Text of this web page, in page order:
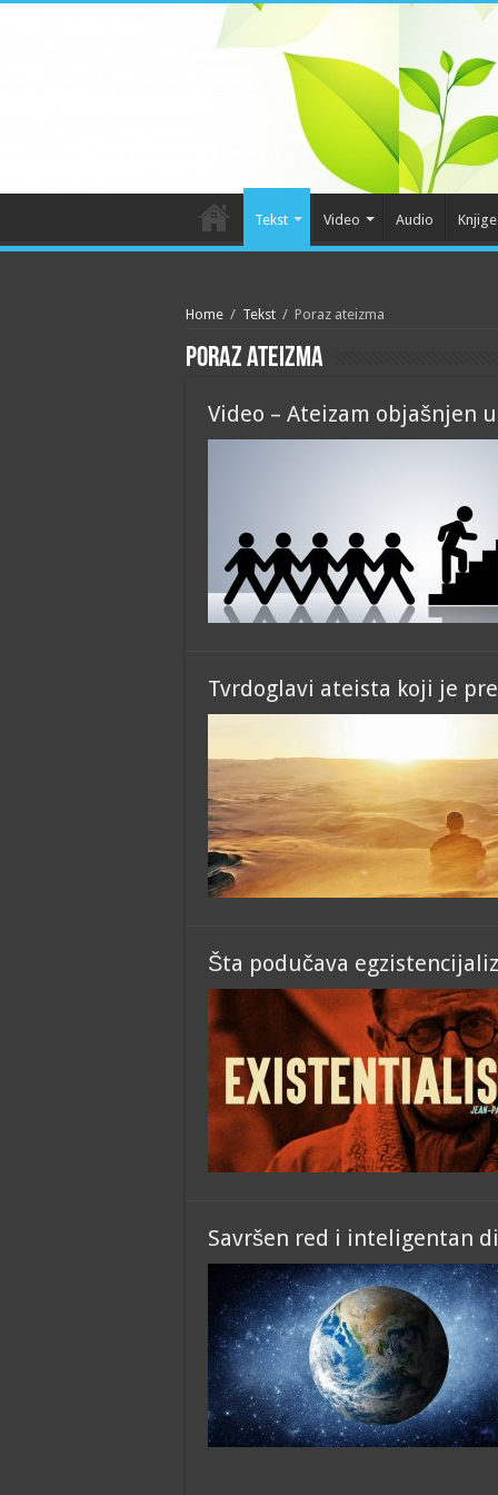
Tekst Video Audio Knjige
Home / Tekst / Poraz ateizma
Poraz ateizma
Video – Ateizam objašnjen
Tvrdoglavi ateista koji je
Šta podučava
Savršen red i inteligentan